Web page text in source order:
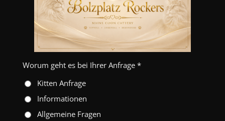
Worum geht es bei Ihrer Anfrage *
Kitten Anfrage
Informationen
Allgemeine Fragen